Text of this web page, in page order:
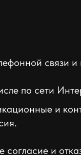
связи
по сети
и
и